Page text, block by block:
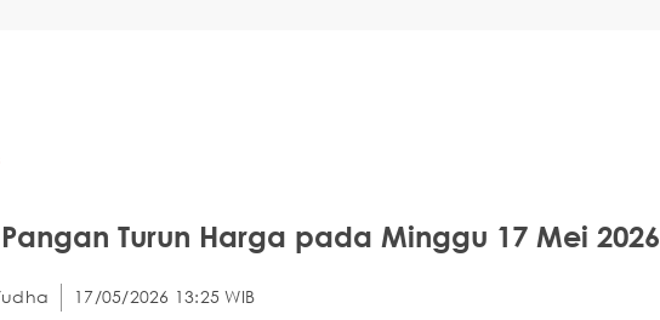
Turun Harga pada Minggu 17 Mei 2026
17/05/2026 13:25 WIB